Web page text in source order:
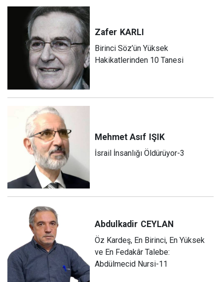
Zafer KARLI
Birinci Söz’ün Yüksek
Hakikatlerinden 10 Tanesi
Mehmet Asıf IŞIK
İsrail İnsanlığı Öldürüyor-3
Abdulkadir CEYLAN
Öz Kardeş, En Birinci, En Yüksek
ve En Fedakâr Talebe:
Abdülmecid Nursi-11